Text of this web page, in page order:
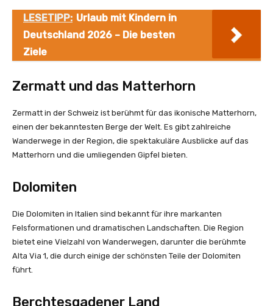
LESETIPP: Urlaub mit Kindern in
Deutschland 2026 – Die besten
Ziele
Zermatt und das Matterhorn
Zermatt in der Schweiz ist berühmt für das ikonische Matterhorn,
einen der bekanntesten Berge der Welt. Es gibt zahlreiche
Wanderwege in der Region, die spektakuläre Ausblicke auf das
Matterhorn und die umliegenden Gipfel bieten.
Dolomiten
Die Dolomiten in Italien sind bekannt für ihre markanten
Felsformationen und dramatischen Landschaften. Die Region
bietet eine Vielzahl von Wanderwegen, darunter die berühmte
Alta Via 1, die durch einige der schönsten Teile der Dolomiten
führt.
Berchtesgadener Land